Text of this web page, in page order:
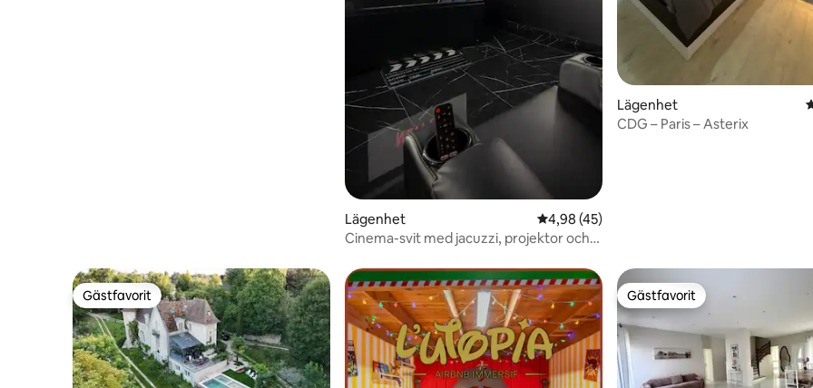
Lägenhet 4,98 av 5 i genomsnittligt betyg, 45
4,98 (45)
Cinema-svit med jacuzzi, projektor och
Lägenhet
CDG – Paris – Asterix
Gästfavorit
Gästfavorit Gästfavorit
Gästfavorit